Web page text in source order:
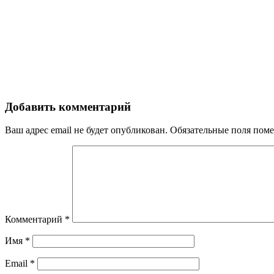
Добавить комментарий
Ваш адрес email не будет опубликован. Обязательные поля
Комментарий *
Имя *
Email *